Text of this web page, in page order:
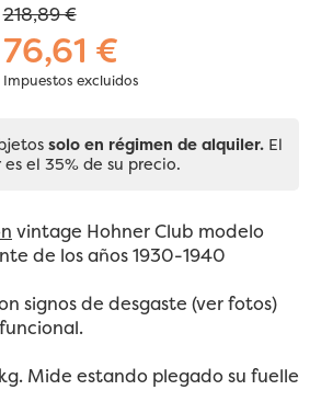
218,89 €
76,61 €
Impuestos excluidos
solo en régimen de alquiler. El
el 35% de su precio.
vintage Hohner Club modelo
de los años 1930-1940
signos de desgaste (ver fotos)
Mide estando plegado su fuelle